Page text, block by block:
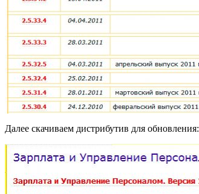
Далее скачиваем дистрибутив для обновления: